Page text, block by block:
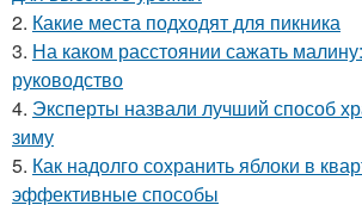
2. Какие места подходят для пикника
3. На каком расстоянии сажать
руководство
4. Эксперты назвали лучший способ
зиму
5. Как надолго сохранить яблоки в
эффективные способы